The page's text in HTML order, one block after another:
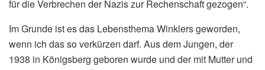
für die Verbrechen der Nazis zur Rechenschaft gezogen“.
Im Grunde ist es das Lebensthema Winklers geworden,
wenn ich das so verkürzen darf. Aus dem Jungen, der
1938 in Königsberg geboren wurde und der mit Mutter und